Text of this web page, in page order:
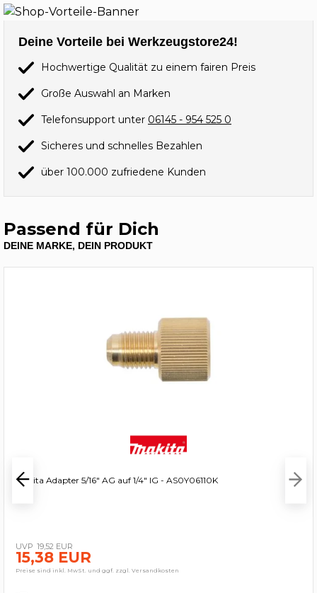
Deine Vorteile bei Werkzeugstore24!
Hochwertige Qualität zu einem fairen Preis
Große Auswahl an Marken
Telefonsupport unter 06145 - 954 525 0
Sicheres und schnelles Bezahlen
über 100.000 zufriedene Kunden
Passend für Dich
DEINE MARKE, DEIN PRODUKT
Makita Adapter 5/16" AG auf 1/4" IG - AS0Y06110K
19,52 EUR
15,38 EUR
Preise sind inkl. MwSt. und ggf. zzgl. Versandkosten